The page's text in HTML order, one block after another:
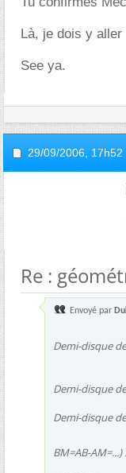
Là, je dois y aller
See ya.
29/09/2006, 17h52
Re :
Envoyé par
Demi-disque
Demi-disque
Demi-disque
BM=AB-AM=...)